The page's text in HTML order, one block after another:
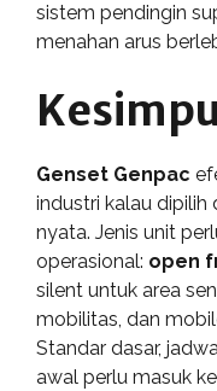
sistem pendingin
menahan arus
Genset Genpac
industri kalau dipilih
nyata. Jenis unit
operasional: open
silent untuk area
mobilitas, dan
Standar dasar,
awal perlu masuk